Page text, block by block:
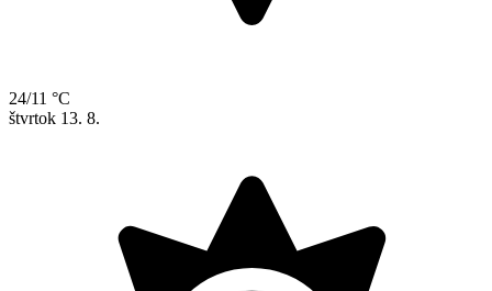
24/11 °C
štvrtok 13. 8.